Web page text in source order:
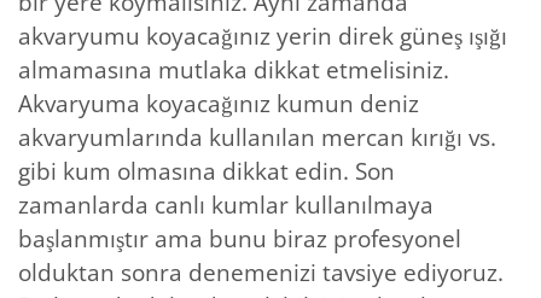
akvaryumu koyacağınız yerin direk güneş ışığı
almamasına mutlaka dikkat etmelisiniz.
Akvaryuma koyacağınız kumun deniz
akvaryumlarında kullanılan mercan kırığı vs.
gibi kum olmasına dikkat edin. Son
zamanlarda canlı kumlar kullanılmaya
başlanmıştır ama bunu biraz profesyonel
olduktan sonra denemenizi tavsiye ediyoruz.